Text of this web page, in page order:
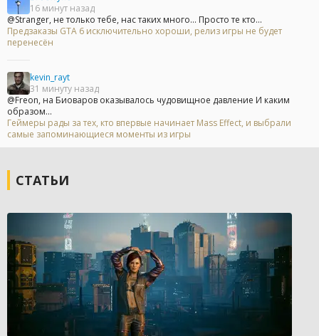
16 минут назад
@Stranger, не только тебе, нас таких много... Просто те кто...
Предзаказы GTA 6 исключительно хороши, релиз игры не будет
перенесён
kevin_rayt
31 минуту назад
@Freon, на Биоваров оказывалось чудовищное давление И каким
образом...
Геймеры рады за тех, кто впервые начинает Mass Effect, и выбрали
самые запоминающиеся моменты из игры
СТАТЬИ